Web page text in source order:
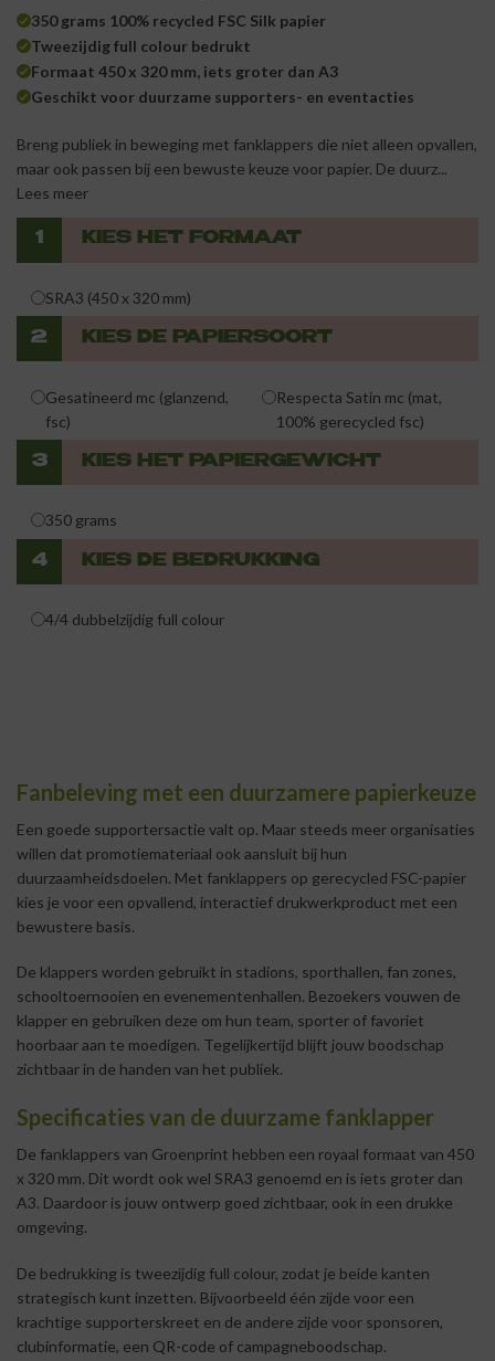
Breng publiek in beweging met fanklappers die niet alleen opvallen,
maar ook passen bij een bewuste keuze voor papier. De duurz...
Lees meer
350 grams 100% recycled FSC Silk papier
Tweezijdig full colour bedrukt
Formaat 450 x 320 mm, iets groter dan A3
Geschikt voor duurzame supporters- en eventacties
Fanbeleving met een duurzamere papierkeuze
Een goede supportersactie valt op. Maar steeds meer organisaties
willen dat promotiemateriaal ook aansluit bij hun
duurzaamheidsdoelen. Met fanklappers op gerecycled FSC-papier
kies je voor een opvallend, interactief drukwerkproduct met een
bewustere basis.
De klappers worden gebruikt in stadions, sporthallen, fan zones,
schooltoernooien en evenementenhallen. Bezoekers vouwen de
klapper en gebruiken deze om hun team, sporter of favoriet
hoorbaar aan te moedigen. Tegelijkertijd blijft jouw boodschap
zichtbaar in de handen van het publiek.
Specificaties van de duurzame fanklapper
De fanklappers van Groenprint hebben een royaal formaat van 450
x 320 mm. Dit wordt ook wel SRA3 genoemd en is iets groter dan
A3. Daardoor is jouw ontwerp goed zichtbaar, ook in een drukke
omgeving.
De bedrukking is tweezijdig full colour, zodat je beide kanten
strategisch kunt inzetten. Bijvoorbeeld één zijde voor een
krachtige supporterskreet en de andere zijde voor sponsoren,
clubinformatie, een QR-code of campagneboodschap.
1 KIES HET FORMAAT
SRA3 (450 x 320 mm)
2 KIES DE PAPIERSOORT
Gesatineerd mc (glanzend,
fsc)
Respecta Satin mc (mat,
100% gerecycled fsc)
3 KIES HET PAPIERGEWICHT
350 grams
4 KIES DE BEDRUKKING
4/4 dubbelzijdig full colour